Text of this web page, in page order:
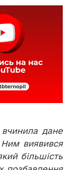
дане
виявився
більшість